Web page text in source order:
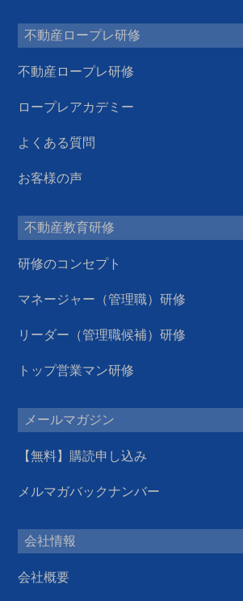
不動産ロープレ研修
不動産ロープレ研修
ロープレアカデミー
よくある質問
お客様の声
不動産教育研修
研修のコンセプト
マネージャー（管理職）研修
リーダー（管理職候補）研修
トップ営業マン研修
メールマガジン
【無料】購読申し込み
メルマガバックナンバー
会社情報
会社概要